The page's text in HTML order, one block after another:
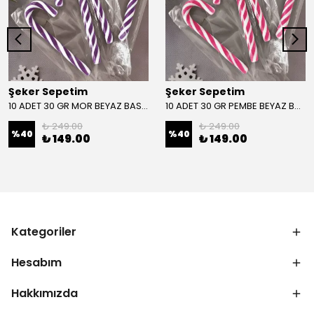
Şeker Sepetim
10 ADET 30 GR MOR BEYAZ BASTON ŞEKER
%40
₺ 249.00
₺ 149.00
Şeker Sepetim
10 ADET 30 GR PEMBE BEYAZ BASTON ŞEKER
%40
₺ 249.00
₺ 149.00
Kategoriler
Hesabım
Hakkımızda